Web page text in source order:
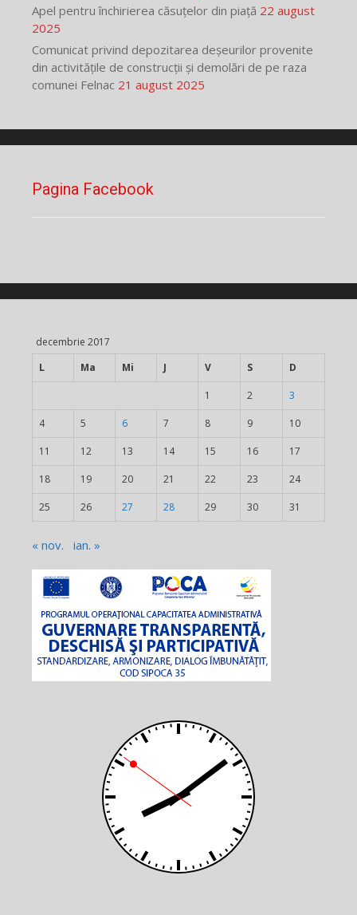
Apel pentru închirierea căsuțelor din piață 22 august
2025
Comunicat privind depozitarea deșeurilor provenite
din activitățile de construcții și demolări de pe raza
comunei Felnac 21 august 2025
Pagina Facebook
decembrie 2017
L
Ma Mi J V S D
1 2 3
4 5 6 7 8 9 10
11 12 13 14 15 16 17
18 19 20 21 22 23 24
25 26 27 28 29 30 31
« nov. ian. »